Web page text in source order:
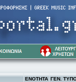
ΕΝΟΤΗΤΑ ΓΕΝ.